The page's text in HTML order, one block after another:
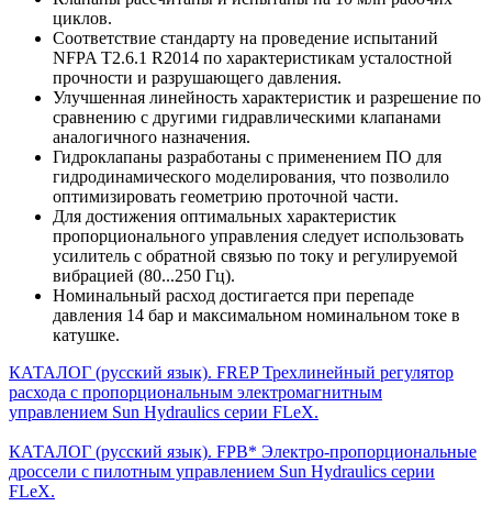
циклов.
Соответствие стандарту на проведение испытаний
NFPA T2.6.1 R2014 по характеристикам усталостной
прочности и разрушающего давления.
Улучшенная линейность характеристик и разрешение по
сравнению с другими гидравлическими клапанами
аналогичного назначения.
Гидроклапаны разработаны с применением ПО для
гидродинамического моделирования, что позволило
оптимизировать геометрию проточной части.
Для достижения оптимальных характеристик
пропорционального управления следует использовать
усилитель с обратной связью по току и регулируемой
вибрацией (80...250 Гц).
Номинальный расход достигается при перепаде
давления 14 бар и максимальном номинальном токе в
катушке.
КАТАЛОГ (русский язык). FREP Трехлинейный регулятор
расхода с пропорциональным электромагнитным
управлением Sun Hydraulics серии FLeX.
КАТАЛОГ (русский язык). FPB* Электро-пропорциональные
дроссели с пилотным управлением Sun Hydraulics серии
FLeX.